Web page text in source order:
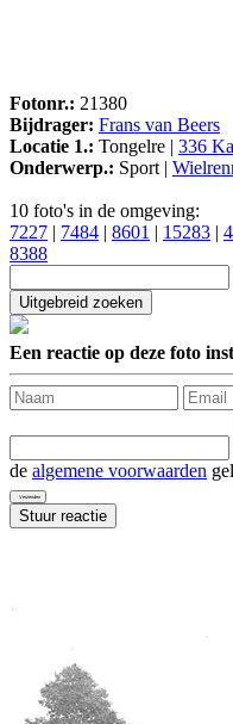
Fotonr.: 21380
Bijdrager: Frans van Beers
Locatie 1.: Tongelre | 336
Onderwerp.: Sport |
10 foto's in de omgeving:
7227 | 7484 | 8601 | 15283 |
8388
Een reactie op deze foto
de algemene voorwaarden